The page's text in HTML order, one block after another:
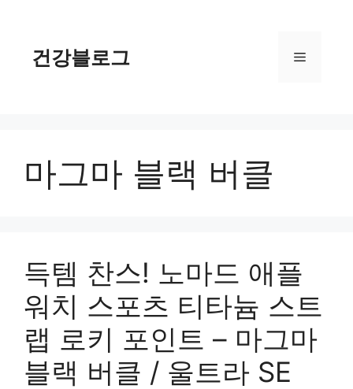
건강블로그 메
마그마 블랙 버클
득템 찬스! 노마드 애플
워치 스포츠 티타늄 스트
랩 로키 포인트 – 마그마
블랙 버클 / 울트라 SE